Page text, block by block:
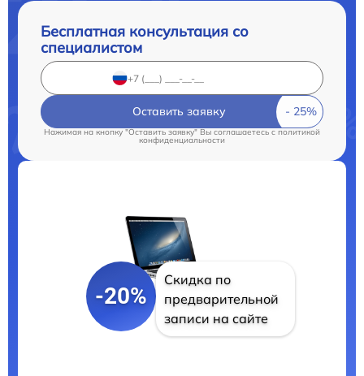
Бесплатная консультация со
специалистом
Оставить заявку
Нажимая на кнопку "Оставить заявку" Вы соглашаетесь cполитикой
конфиденциальности
-20%
Скидка по
предварительной
записи на сайте